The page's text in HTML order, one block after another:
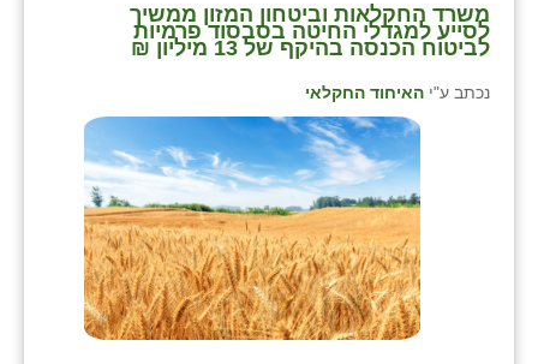
משרד החקלאות וביטחון המזון ממשיך
לסייע למגדלי החיטה בסבסוד פרמיות
לביטוח הכנסה בהיקף של 13 מיליון ₪
נכתב ע"י האיחוד החקלאי